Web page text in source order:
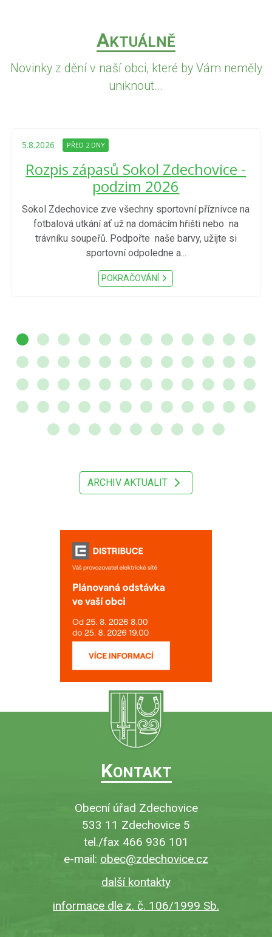
AKTUÁLNĚ
Novinky z dění v naší obci, které by Vám neměly
uniknout...
5.8.2026 PŘED 2 DNY
Rozpis zápasů Sokol Zdechovice -
podzim 2026
Sokol Zdechovice zve všechny sportovní příznivce na
fotbalová utkání ať už na domácím hřišti nebo na
trávníku soupeřů. Podpořte naše barvy, užijte si
sportovní odpoledne a...
POKRAČOVÁNÍ
ARCHIV AKTUALIT
KONTAKT
Obecní úřad Zdechovice
533 11 Zdechovice 5
tel./fax 466 936 101
e-mail: obec@zdechovice.cz
další kontakty
informace dle z. č. 106/1999 Sb.